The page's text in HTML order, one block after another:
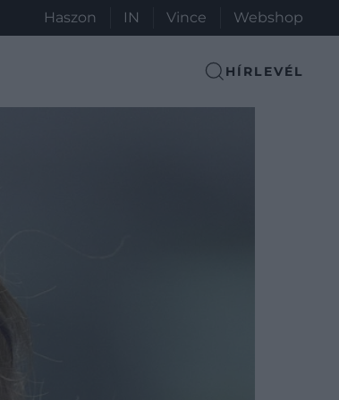
Haszon IN Vince Webshop
HÍRLEVÉL